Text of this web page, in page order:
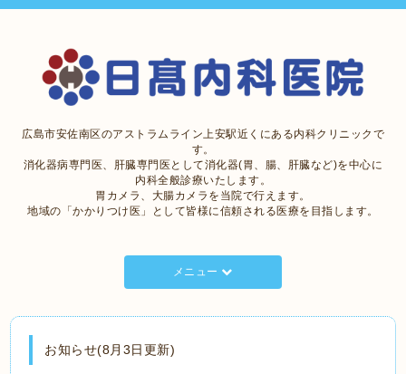
広島市安佐南区のアストラムライン上安駅近くにある内科クリニックで
す。
消化器病専門医、肝臓専門医として消化器(胃、腸、肝臓など)を中心に
内科全般診療いたします。
胃カメラ、大腸カメラを当院で行えます。
地域の「かかりつけ医」として皆様に信頼される医療を目指します。
メニュー
お知らせ(8月3日更新)